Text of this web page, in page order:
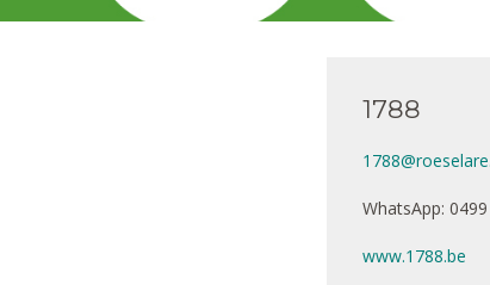
1788
WhatsApp:
www.1788.be